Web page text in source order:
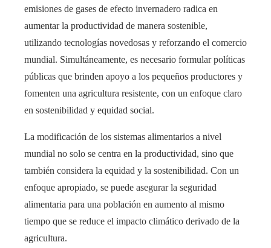
emisiones de gases de efecto invernadero radica en
aumentar la productividad de manera sostenible,
utilizando tecnologías novedosas y reforzando el comercio
mundial. Simultáneamente, es necesario formular políticas
públicas que brinden apoyo a los pequeños productores y
fomenten una agricultura resistente, con un enfoque claro
en sostenibilidad y equidad social.
La modificación de los sistemas alimentarios a nivel
mundial no solo se centra en la productividad, sino que
también considera la equidad y la sostenibilidad. Con un
enfoque apropiado, se puede asegurar la seguridad
alimentaria para una población en aumento al mismo
tiempo que se reduce el impacto climático derivado de la
agricultura.